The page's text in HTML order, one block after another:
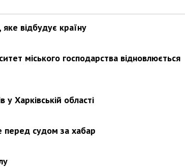
відбудує країну
міського господарства відновлюється
у Харківській області
перед судом за хабар